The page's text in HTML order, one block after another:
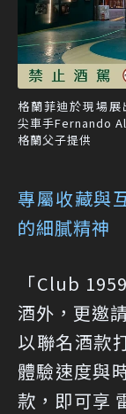
格蘭菲迪於現場
尖車手Fernando
格蘭父子提供
專屬收藏與
的細膩精神
「Club
酒外，更邀
以聯名酒款
體驗速度與
款，即可享